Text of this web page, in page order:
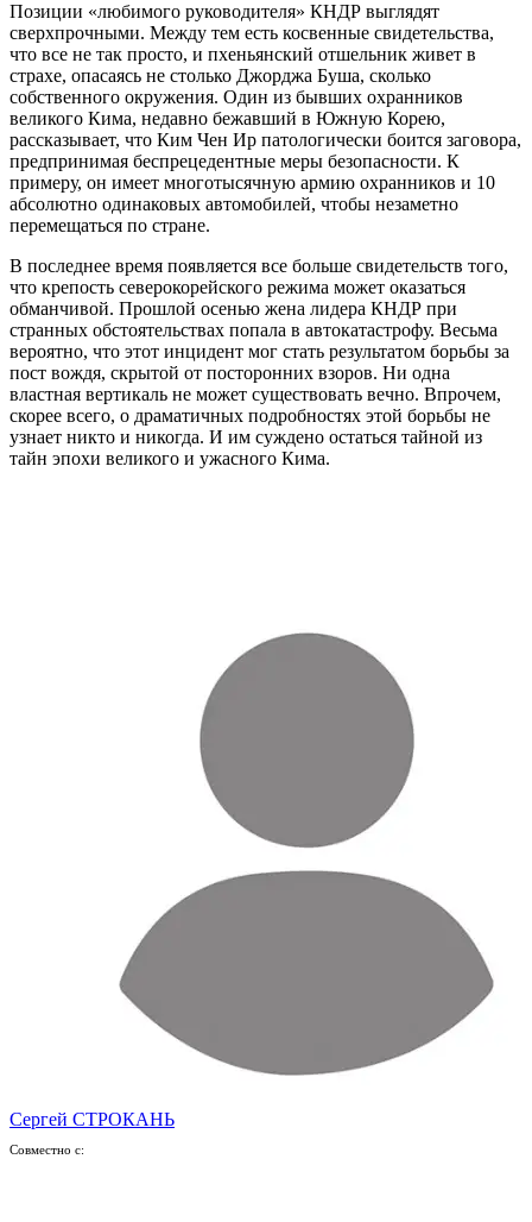
Позиции «любимого руководителя» КНДР выглядят
сверхпрочными. Между тем есть косвенные свидетельства,
что все не так просто, и пхеньянский отшельник живет в
страхе, опасаясь не столько Джорджа Буша, сколько
собственного окружения. Один из бывших охранников
великого Кима, недавно бежавший в Южную Корею,
рассказывает, что Ким Чен Ир патологически боится заговора,
предпринимая беспрецедентные меры безопасности. К
примеру, он имеет многотысячную армию охранников и 10
абсолютно одинаковых автомобилей, чтобы незаметно
перемещаться по стране.
В последнее время появляется все больше свидетельств того,
что крепость северокорейского режима может оказаться
обманчивой. Прошлой осенью жена лидера КНДР при
странных обстоятельствах попала в автокатастрофу. Весьма
вероятно, что этот инцидент мог стать результатом борьбы за
пост вождя, скрытой от посторонних взоров. Ни одна
властная вертикаль не может существовать вечно. Впрочем,
скорее всего, о драматичных подробностях этой борьбы не
узнает никто и никогда. И им суждено остаться тайной из
тайн эпохи великого и ужасного Кима.
Сергей СТРОКАНЬ
Совместно с: